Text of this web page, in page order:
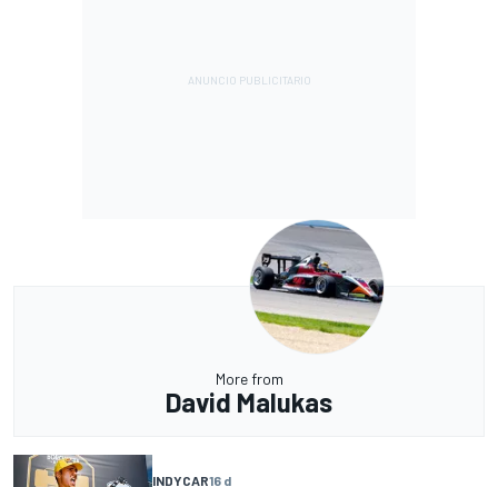
More from
David Malukas
INDYCAR16 d